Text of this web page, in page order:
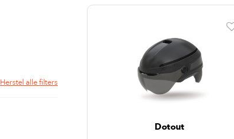
Herstel alle filters
Dotout